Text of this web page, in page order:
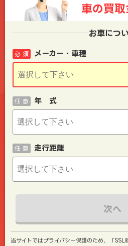
車の買取
お車につ
メーカー・車種
必 須
年 式
任 意
走行距離
任 意
次へ
当サイトではプライバシー保護のため、「SSL